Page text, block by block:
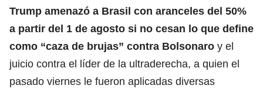
Trump amenazó a Brasil con aranceles del 50%
a partir del 1 de agosto si no cesan lo que define
como “caza de brujas” contra Bolsonaro y el
juicio contra el líder de la ultraderecha, a quien el
pasado viernes le fueron aplicadas diversas